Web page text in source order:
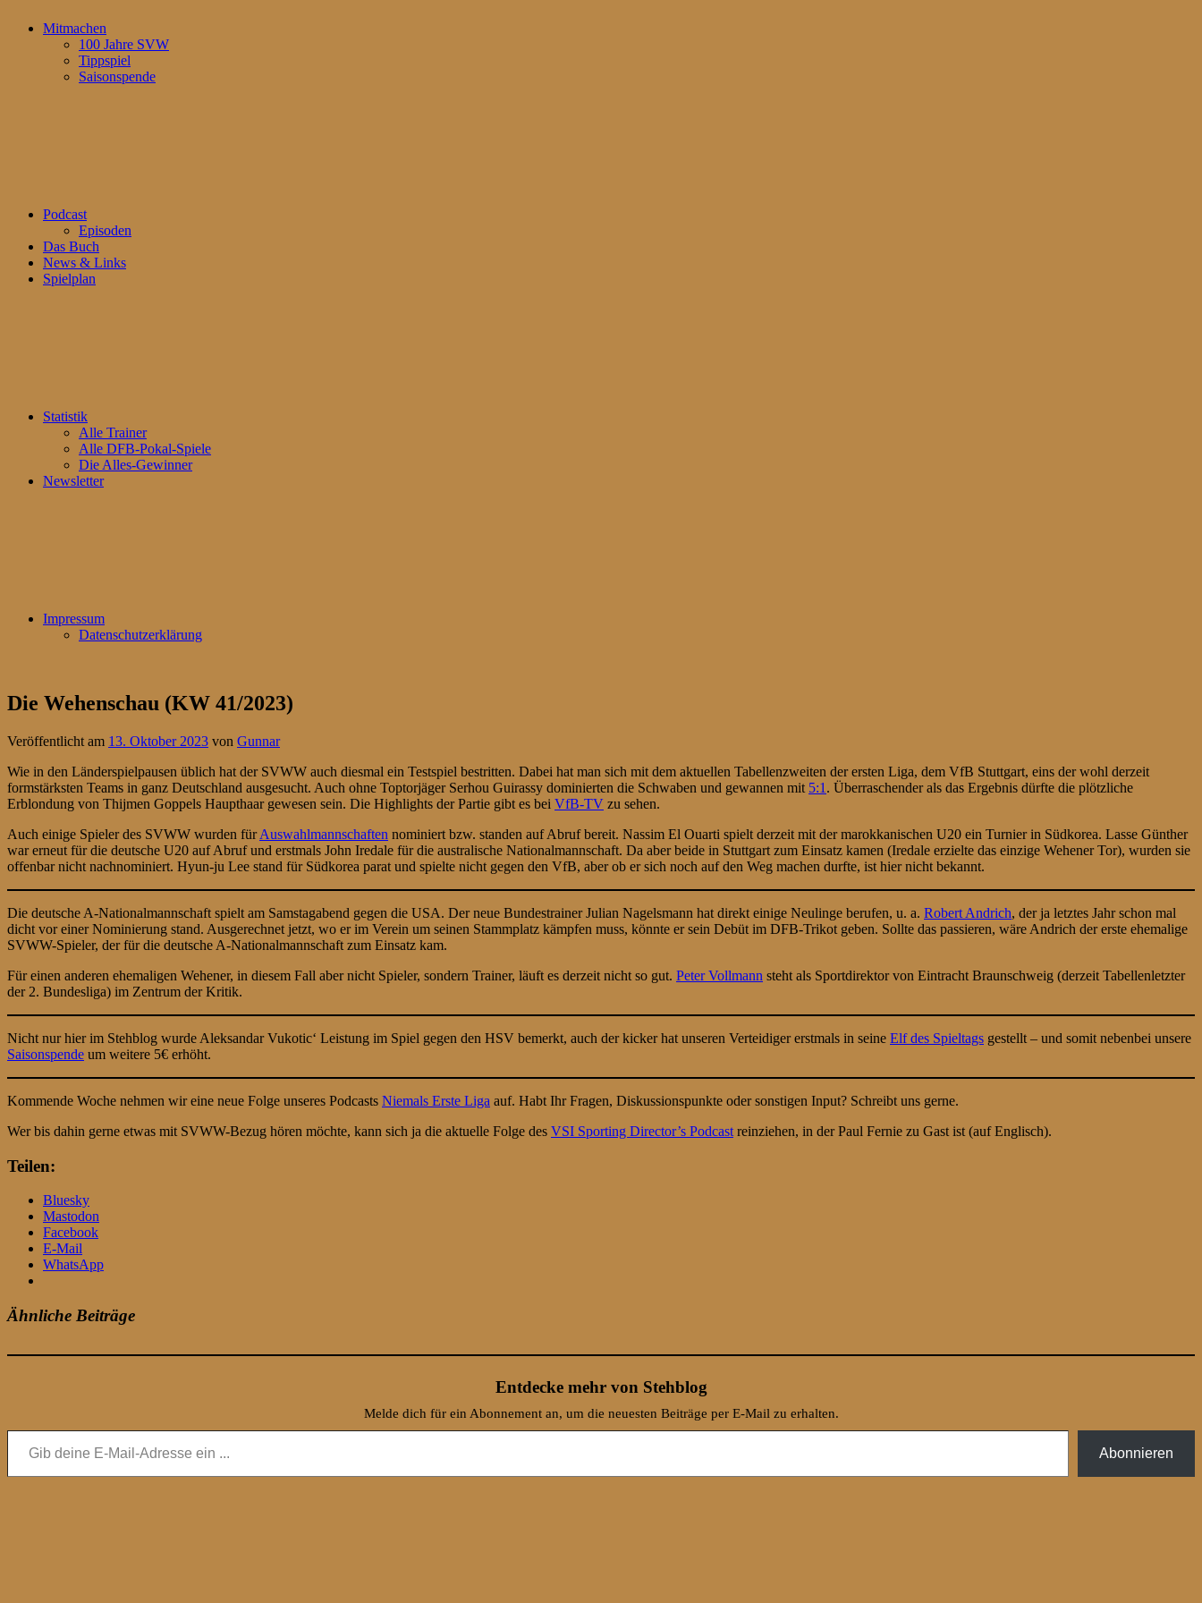
Mitmachen
100 Jahre SVW
Tippspiel
Saisonspende
Podcast
Episoden
Das Buch
News & Links
Spielplan
Statistik
Alle Trainer
Alle DFB-Pokal-Spiele
Die Alles-Gewinner
Newsletter
Impressum
Datenschutzerklärung
Die Wehenschau (KW 41/2023)
Veröffentlicht am 13. Oktober 2023 von Gunnar
Wie in den Länderspielpausen üblich hat der SVWW auch diesmal ein Testspiel bestritten. Dabei hat man sich mit dem aktuellen Tabellenzweiten der ersten Liga, dem VfB Stuttgart, eins der wohl derzeit
formstärksten Teams in ganz Deutschland ausgesucht. Auch ohne Toptorjäger Serhou Guirassy dominierten die Schwaben und gewannen mit 5:1 . Überraschender als das Ergebnis dürfte die plötzliche
Erblondung von Thijmen Goppels Haupthaar gewesen sein. Die Highlights der Partie gibt es bei VfB-TV zu sehen.
Auch einige Spieler des SVWW wurden fürAuswahlmannschaften nominiert bzw. standen auf Abruf bereit. Nassim El Ouarti spielt derzeit mit der marokkanischen U20 ein Turnier in Südkorea. Lasse Günther
war erneut für die deutsche U20 auf Abruf und erstmals John Iredale für die australische Nationalmannschaft. Da aber beide in Stuttgart zum Einsatz kamen (Iredale erzielte das einzige Wehener Tor), wurden sie
offenbar nicht nachnominiert. Hyun-ju Lee stand für Südkorea parat und spielte nicht gegen den VfB, aber ob er sich noch auf den Weg machen durfte, ist hier nicht bekannt.
Die deutsche A-Nationalmannschaft spielt am Samstagabend gegen die USA. Der neue Bundestrainer Julian Nagelsmann hat direkt einige Neulinge berufen, u. a. Robert Andrich, der ja letztes Jahr schon mal
dicht vor einer Nominierung stand. Ausgerechnet jetzt, wo er im Verein um seinen Stammplatz kämpfen muss, könnte er sein Debüt im DFB-Trikot geben. Sollte das passieren, wäre Andrich der erste ehemalige
SVWW-Spieler, der für die deutsche A-Nationalmannschaft zum Einsatz kam.
Für einen anderen ehemaligen Wehener, in diesem Fall aber nicht Spieler, sondern Trainer, läuft es derzeit nicht so gut. Peter Vollmann steht als Sportdirektor von Eintracht Braunschweig (derzeit Tabellenletzter
der 2. Bundesliga) im Zentrum der Kritik.
Nicht nur hier im Stehblog wurde Aleksandar Vukotic‘ Leistung im Spiel gegen den HSV bemerkt, auch der kicker hat unseren Verteidiger erstmals in seine Elf des Spieltags gestellt – und somit nebenbei unsere
Saisonspende um weitere 5€ erhöht.
Kommende Woche nehmen wir eine neue Folge unseres Podcasts Niemals Erste Liga auf. Habt Ihr Fragen, Diskussionspunkte oder sonstigen Input? Schreibt uns gerne.
Wer bis dahin gerne etwas mit SVWW-Bezug hören möchte, kann sich ja die aktuelle Folge des VSI Sporting Director’s Podcast reinziehen, in der Paul Fernie zu Gast ist (auf Englisch).
Teilen:
Bluesky
Mastodon
Facebook
E-Mail
WhatsApp
Ähnliche Beiträge
Entdecke mehr von Stehblog
Melde dich für ein Abonnement an, um die neuesten Beiträge per E-Mail zu erhalten.
Gib deine E-Mail-Adresse ein ...
Abonnieren